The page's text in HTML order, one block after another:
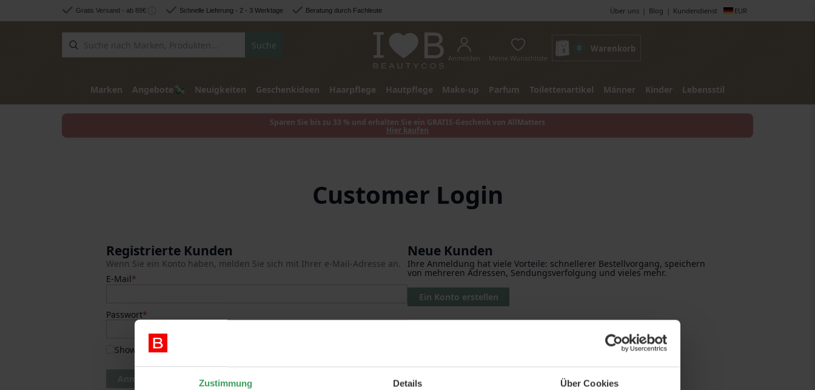
Zustimmung Details Über Cookies
Zum Inhalt springenGratis Versand - ab 89€ Schnelle Lieferung - 2 - 3 Werktage Beratung durch Fachleute EUR
Über uns Blog Kundendienst
Suche
Anmelden Meine Wunschliste
0 Warenkorb
Marken Angebote💸 Neuigkeiten Geschenkideen Haarpflege Hautpflege Make-up Parfum Toilettenartikel Männer Kinder Lebensstil
Sparen Sie bis zu 33 % und erhalten Sie ein GRATIS-Geschenk von AllMatters
Hier kaufen
Customer Login
Registrierte Kunden
Wenn Sie ein Konto haben, melden Sie sich mit Ihrer e-Mail-Adresse an.
E-Mail
Passwort
Show Password
Passwort
Neue Kunden
Ihre Anmeldung hat viele Vorteile: schnellerer Bestellvorgang, speichern
von mehreren Adressen, Sendungsverfolgung und vieles mehr.
Ein Konto erstellen